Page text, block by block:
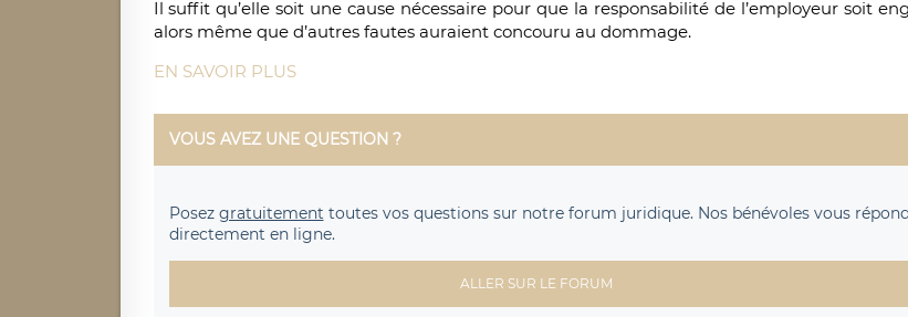
Il suffit qu’elle soit une cause nécessaire pour que la responsabilité de l’employeur soit
alors même que d’autres fautes auraient concouru au dommage.
EN SAVOIR PLUS
VOUS AVEZ UNE QUESTION ?
Posez gratuitement toutes vos questions sur notre forum juridique. Nos bénévoles vous
directement en ligne.
ALLER SUR LE FORUM